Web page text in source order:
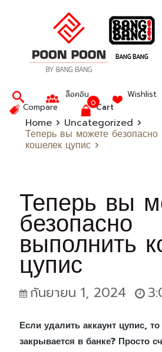
ล็อคอิน
Wishlist
Compare
0Cart
Home Uncategorized
Теперь вы можете безопасно
кошелек цупис
Теперь вы
безопасно
выполнить
цупис
กันยายน 1, 2024
Если удалить аккаунт цупис,
закрывается в банке? Просто